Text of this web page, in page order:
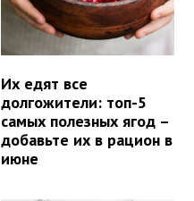
Их едят все
долгожители: топ-5
самых полезных ягод –
добавьте их в рацион в
июне